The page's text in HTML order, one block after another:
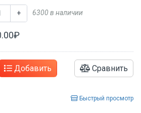
+ 6300 в наличии
Добавить Сравнить
Быстрый просмотр